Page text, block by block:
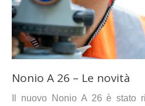
Nonio A 26 – Le novità
Il nuovo Nonio A 26 è stato